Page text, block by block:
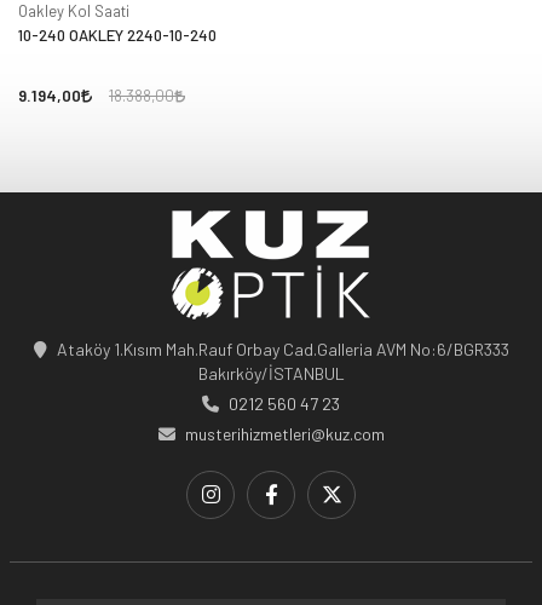
Oakley Kol Saati
10-240 OAKLEY 2240-10-240
9.194,00 18.388,00
Ataköy 1.Kısım Mah.Rauf Orbay Cad.Galleria AVM No:6/BGR333
Bakırköy/İSTANBUL
0212 560 47 23
musterihizmetleri@kuz.com